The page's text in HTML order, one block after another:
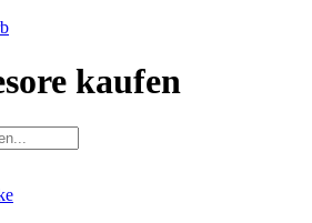
kaufen